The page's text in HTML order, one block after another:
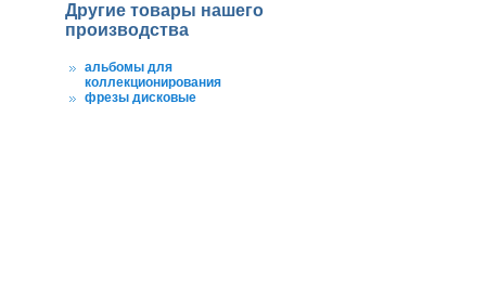
Другие товары нашего
производства
альбомы для
коллекционирования
фрезы дисковые